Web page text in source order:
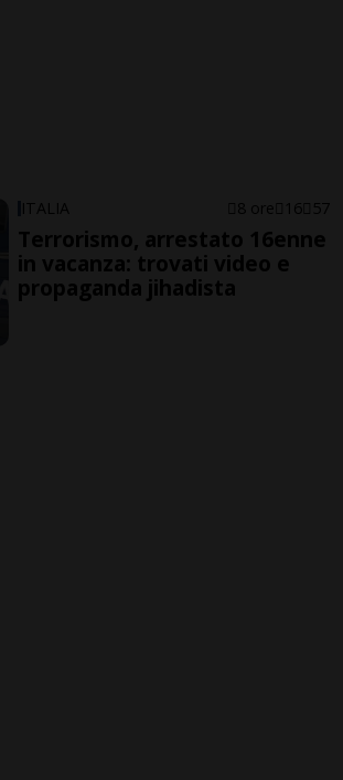
ITALIA 8 ore 16 57
Terrorismo, arrestato 16enne
in vacanza: trovati video e
propaganda jihadista